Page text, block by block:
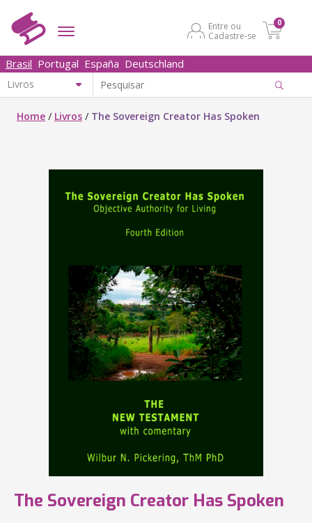
Entre ou
Cadastre-se
0
Brasil Portugal España Deutschland
Home / Livros / The Sovereign Creator Has Spoken
The Sovereign Creator Has Spoken